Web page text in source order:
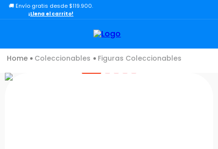
🚚 Envío gratis desde $119.900.
¡Llena el carrito!
Coleccionables Figuras Coleccionables
TÉRMINOS MÁS BUSCADOS
3.
carro
4